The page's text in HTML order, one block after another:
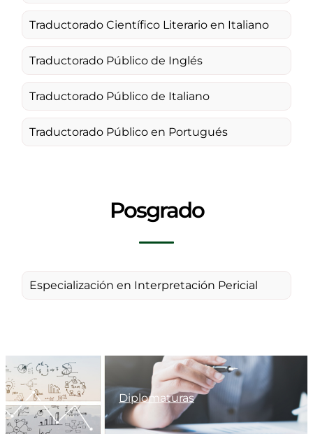
Traductorado Científico Literario en Italiano
Traductorado Público de Inglés
Traductorado Público de Italiano
Traductorado Público en Portugués
Posgrado
Especialización en Interpretación Pericial
Diplomaturas